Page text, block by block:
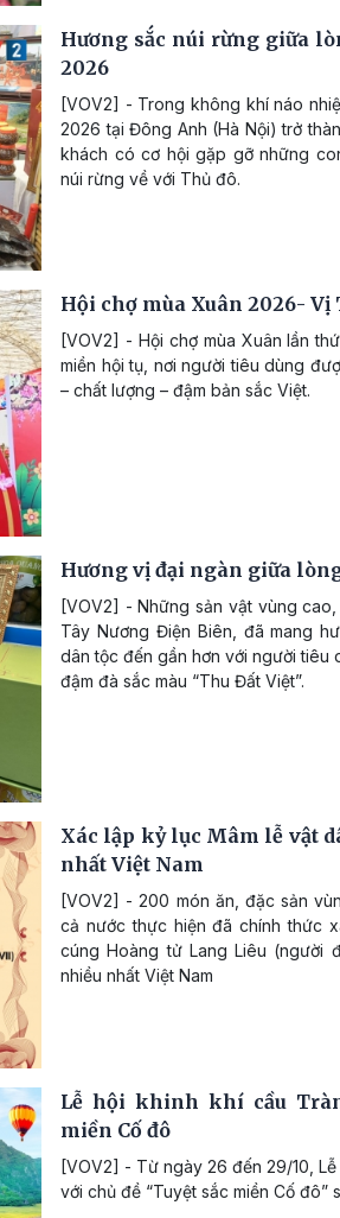
Hương sắc núi rừng giữa
2026
[VOV2] - Trong không khí náo
2026 tại Đông Anh (Hà Nội) trở
khách có cơ hội gặp gỡ những
núi rừng về với Thủ đô.
Hội chợ mùa Xuân 2026- Vị
[VOV2] - Hội chợ mùa Xuân lần
miền hội tụ, nơi người tiêu dùng
– chất lượng – đậm bản sắc Việt.
Hương vị đại ngàn giữa
[VOV2] - Những sản vật vùng
Tây Nương Điện Biên, đã mang
dân tộc đến gần hơn với người
đậm đà sắc màu “Thu Đất Việt”.
Xác lập kỷ lục Mâm lễ vật
nhất Việt Nam
[VOV2] - 200 món ăn, đặc sản
cả nước thực hiện đã chính thức
cúng Hoàng tử Lang Liêu (người
nhiều nhất Việt Nam
Lễ hội khinh khí cầu
miền Cố đô
[VOV2] - Từ ngày 26 đến 29/10,
với chủ đề “Tuyệt sắc miền Cố đô”